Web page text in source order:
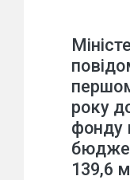
року
фонду
139,6